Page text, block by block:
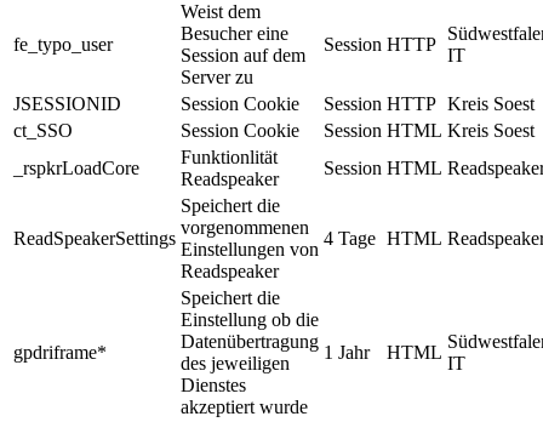
fe_typo_user
Weist dem
Besucher eine
Session auf dem
Server zu
Session HTTP
IT
JSESSIONID Session Cookie Session HTTP Kreis Soest
ct_SSO
Session Cookie Session HTML Kreis Soest
_rspkrLoadCore
Funktionlität
Readspeaker
Session HTML
ReadSpeakerSettings
Speichert die
vorgenommenen
Einstellungen von
Readspeaker
4 Tage HTML
gpdriframe*
Speichert die
Einstellung ob die
Datenübertragung
des jeweiligen
Dienstes
akzeptiert wurde
1 Jahr HTML
IT